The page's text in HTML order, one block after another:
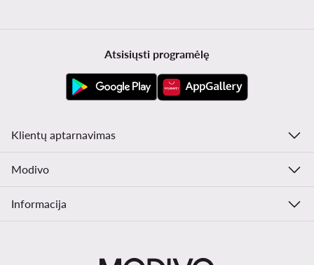
Atsisiųsti programėlę
Klientų aptarnavimas
Modivo
Informacija